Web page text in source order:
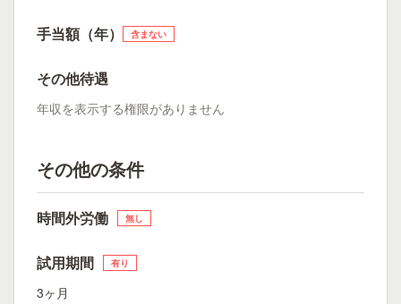
手当額（年） 含まない
その他待遇
年収を表示する権限がありません
その他の条件
時間外労働 無し
試用期間 有り
3ヶ月